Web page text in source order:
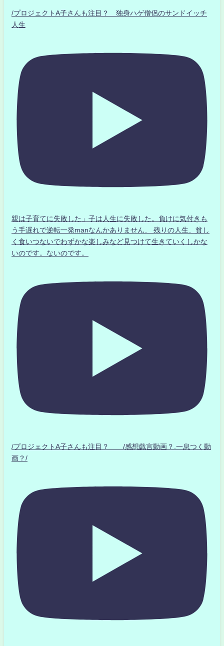
/プロジェクトA子さんも注目？ 独身ハゲ僧侶のサンドイッチ
人生
親は子育てに失敗した」子は人生に失敗した。負けに気付きも
う手遅れで逆転一発manなんかありません、 残りの人生、貧し
く食いつないでわずかな楽しみなど見つけて生きていくしかな
いのです。ないのです。
/プロジェクトA子さんも注目？ /感想戯言動画？.一息つく動
画？/